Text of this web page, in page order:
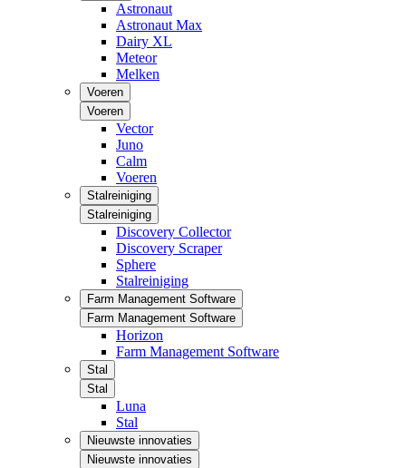
Astronaut
Astronaut Max
Dairy XL
Meteor
Melken
Voeren
Voeren
Vector
Juno
Calm
Voeren
Stalreiniging
Stalreiniging
Discovery Collector
Discovery Scraper
Sphere
Stalreiniging
Farm Management Software
Farm Management Software
Horizon
Farm Management Software
Stal
Stal
Luna
Stal
Nieuwste innovaties
Nieuwste innovaties